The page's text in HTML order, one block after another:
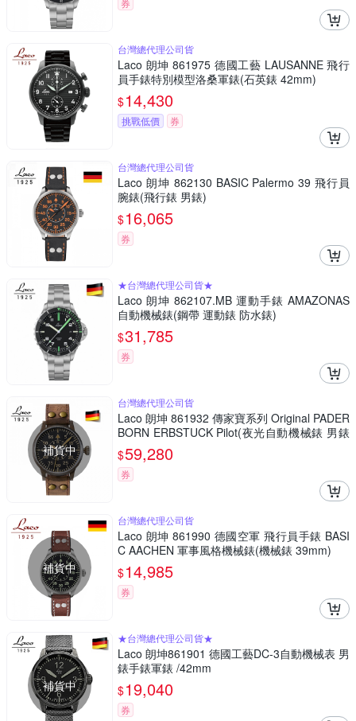
券
台灣總代理公司貨
Laco 朗坤 861975 德國工藝 LAUSANNE 飛行
員手錶特別模型洛桑軍錶(石英錶 42mm)
$14,430
挑戰低價 券
台灣總代理公司貨
Laco 朗坤 862130 BASIC Palermo 39 飛行員
腕錶(飛行錶 男錶)
$16,065
券
★台灣總代理公司貨★
Laco 朗坤 862107.MB 運動手錶 AMAZONAS
自動機械錶(鋼帶 運動錶 防水錶)
$31,785
券
補貨中
台灣總代理公司貨
Laco 朗坤 861932 傳家寶系列 Original PADER
BORN ERBSTUCK Pilot(夜光自動機械錶 男錶
軍錶)
$59,280
券
補貨中
台灣總代理公司貨
Laco 朗坤 861990 德國空軍 飛行員手錶 BASI
C AACHEN 軍事風格機械錶(機械錶 39mm)
$14,985
券
補貨中
★台灣總代理公司貨★
Laco 朗坤861901 德國工藝DC-3自動機械表 男
錶手錶軍錶 /42mm
$19,040
券